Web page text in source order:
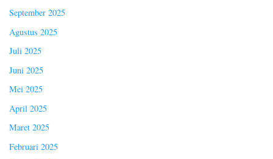
September 2025
Agustus 2025
Juli 2025
Juni 2025
Mei 2025
April 2025
Maret 2025
Februari 2025